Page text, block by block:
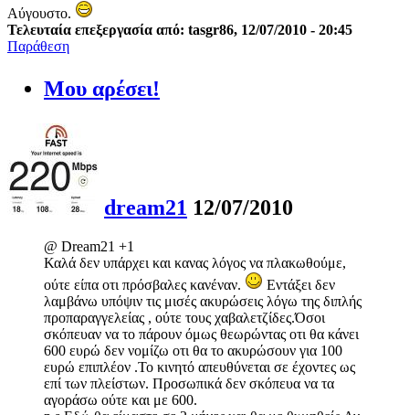
Αύγουστο.
Τελευταία επεξεργασία από: tasgr86, 12/07/2010 - 20:45
Παράθεση
Μου αρέσει!
dream21 12/07/2010
@ Dream21 +1
Καλά δεν υπάρχει και κανας λόγος να πλακωθούμε,
ούτε είπα οτι πρόσβαλες κανέναν.
Εντάξει δεν
λαμβάνω υπόψιν τις μισές ακυρώσεις λόγω της διπλής
προπαραγγελείας , ούτε τους χαβαλετζίδες.Όσοι
σκόπευαν να το πάρουν όμως θεωρώντας οτι θα κάνει
600 ευρώ δεν νομίζω οτι θα το ακυρώσουν για 100
ευρώ επιπλέον .Το κινητό απευθύνεται σε έχοντες ως
επί των πλείστων. Προσωπικά δεν σκόπευα να τα
αγοράσω ούτε και με 600.